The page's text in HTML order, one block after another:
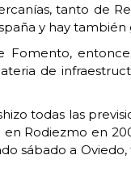
tanto de
y hay también
de
todas las
Rodiezmo en
sábado a